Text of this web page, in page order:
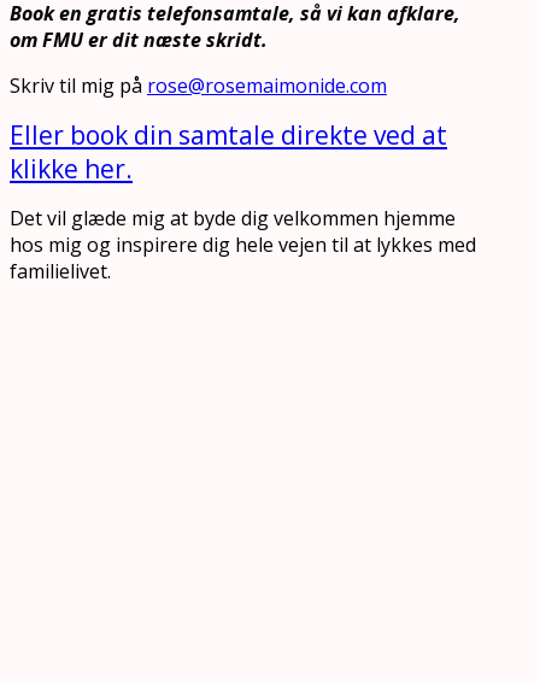
Book en gratis telefonsamtale, så vi kan afklare,
om FMU er dit næste skridt.
Skriv til mig på rose@rosemaimonide.com
Eller book din samtale direkte ved at
klikke her.
Det vil glæde mig at byde dig velkommen hjemme
hos mig og inspirere dig hele vejen til at lykkes med
familielivet.